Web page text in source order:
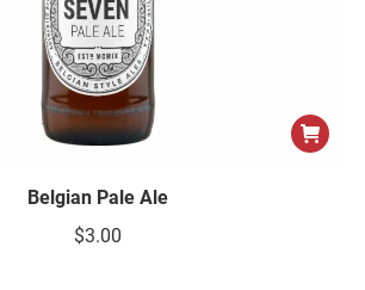
Belgian Pale Ale
$3.00